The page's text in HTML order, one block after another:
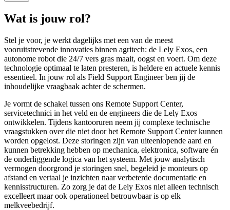
Wat is jouw rol?
Stel je voor, je werkt dagelijks met een van de meest
vooruitstrevende innovaties binnen agritech: de Lely Exos, een
autonome robot die 24/7 vers gras maait, oogst en voert. Om deze
technologie optimaal te laten presteren, is heldere en actuele kennis
essentieel. In jouw rol als Field Support Engineer ben jij de
inhoudelijke vraagbaak achter de schermen.
Je vormt de schakel tussen ons Remote Support Center,
servicetechnici in het veld en de engineers die de Lely Exos
ontwikkelen. Tijdens kantooruren neem jij complexe technische
vraagstukken over die niet door het Remote Support Center kunnen
worden opgelost. Deze storingen zijn van uiteenlopende aard en
kunnen betrekking hebben op mechanica, elektronica, software én
de onderliggende logica van het systeem. Met jouw analytisch
vermogen doorgrond je storingen snel, begeleid je monteurs op
afstand en vertaal je inzichten naar verbeterde documentatie en
kennisstructuren. Zo zorg je dat de Lely Exos niet alleen technisch
excelleert maar ook operationeel betrouwbaar is op elk
melkveebedrijf.